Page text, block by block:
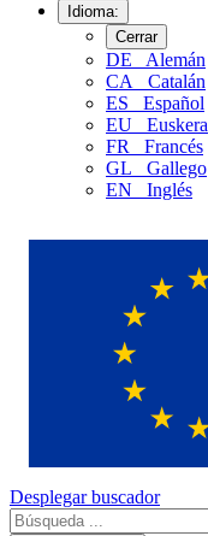
Idioma:
Cerrar
DE
Alemán
CA
Catalán
ES
Español
EU
Euskera
FR
Francés
GL
Gallego
EN
Inglés
Desplegar buscador